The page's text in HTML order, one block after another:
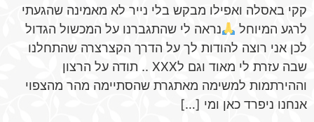
קקי באסלה ואפילו מבקש בלי נייר לא מאמינה שהגעתי
לרגע המיוחל
נראה לי שהתגברנו על המכשול הגדול
לכן אני רוצה להודות לך על הדרך הקצרצרה שהתחלנו
שבה עזרת לי מאוד וגם לXXX .. תודה על הרצון
וההירתמות למשימה מאתגרת שהסתיימה מהר מהצפוי
אנחנו ניפרד כאן ומי […]